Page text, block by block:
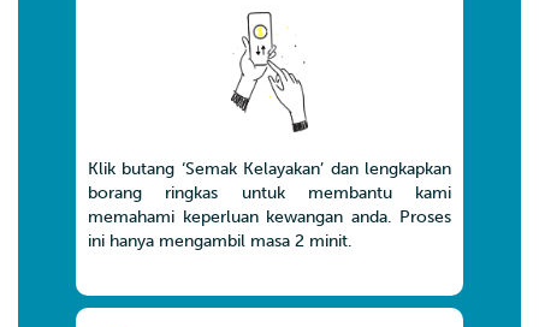
Klik butang ‘Semak Kelayakan’ dan lengkapkan
borang ringkas untuk membantu kami
memahami keperluan kewangan anda. Proses
ini hanya mengambil masa 2 minit.